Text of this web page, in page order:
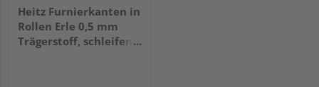
Heitz Furnierkanten in
Rollen Erle 0,5 mm
Trägerstoff, schleifen,